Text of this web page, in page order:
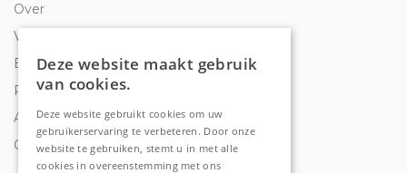
Over
Veelgestelde vragen
Bestelling traceren
Privacy & Cookies
Algemene voorwaarden
Contact
Deze website maakt gebruik
van cookies.
Deze website gebruikt cookies om uw
gebruikerservaring te verbeteren. Door onze
website te gebruiken, stemt u in met alle
cookies in overeenstemming met ons